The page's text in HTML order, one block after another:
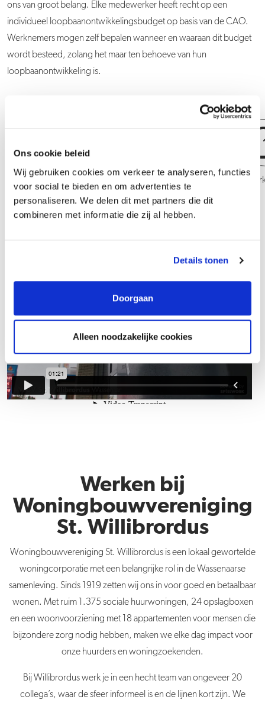
Ons cookie beleid
Wij gebruiken cookies om verkeer te analyseren, functies
voor social te bieden en om advertenties te
personaliseren. We delen dit met partners die dit
combineren met informatie die zij al hebben.
Details tonen
Doorgaan
Alleen noodzakelijke cookies
ons van groot belang. Elke medewerker heeft recht op een
individueel loopbaanontwikkelingsbudget op basis van de CAO.
Werknemers mogen zelf bepalen wanneer en waaraan dit budget
wordt besteed, zolang het maar ten behoeve van hun
loopbaanontwikkeling is.
Werken bij
Woningbouwvereniging
St. Willibrordus
Woningbouwvereniging St. Willibrordus is een lokaal gewortelde
woningcorporatie met een belangrijke rol in de Wassenaarse
samenleving. Sinds 1919 zetten wij ons in voor goed en betaalbaar
wonen. Met ruim 1.375 sociale huurwoningen, 24 opslagboxen
en een woonvoorziening met 18 appartementen voor mensen die
bijzondere zorg nodig hebben, maken we elke dag impact voor
onze huurders en woningzoekenden.
Bij Willibrordus werk je in een hecht team van ongeveer 20
collega’s, waar de sfeer informeel is en de lijnen kort zijn. We